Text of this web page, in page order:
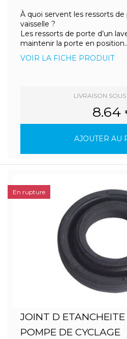
À quoi servent les ressorts
vaisselle ?
Les ressorts de porte d’un
maintenir la porte en
VOIR LA FICHE PRODUIT
LIVRAISON
8.64
AJOUTER AU
JOINT D ETANCHEITE
POMPE DE CYCLAGE
En rupture